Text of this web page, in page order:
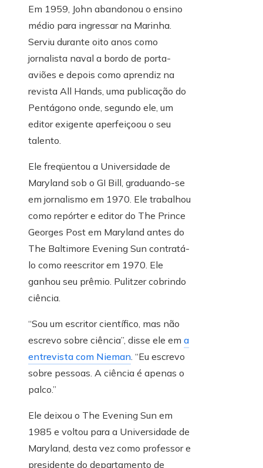
Em 1959, John abandonou o ensino
médio para ingressar na Marinha.
Serviu durante oito anos como
jornalista naval a bordo de porta-
aviões e depois como aprendiz na
revista All Hands, uma publicação do
Pentágono onde, segundo ele, um
editor exigente aperfeiçoou o seu
talento.
Ele freqüentou a Universidade de
Maryland sob o GI Bill, graduando-se
em jornalismo em 1970. Ele trabalhou
como repórter e editor do The Prince
Georges Post em Maryland antes do
The Baltimore Evening Sun contratá-
lo como reescritor em 1970. Ele
ganhou seu prêmio. Pulitzer cobrindo
ciência.
“Sou um escritor científico, mas não
escrevo sobre ciência”, disse ele em a
entrevista com Nieman. “Eu escrevo
sobre pessoas. A ciência é apenas o
palco.”
Ele deixou o The Evening Sun em
1985 e voltou para a Universidade de
Maryland, desta vez como professor e
presidente do departamento de